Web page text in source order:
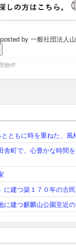
posted by 一般社団法人
物件
ともに時を重ねた、風
町で、心豊かな時間
に建つ築１７０年の古
に建つ麒麟山公園至近